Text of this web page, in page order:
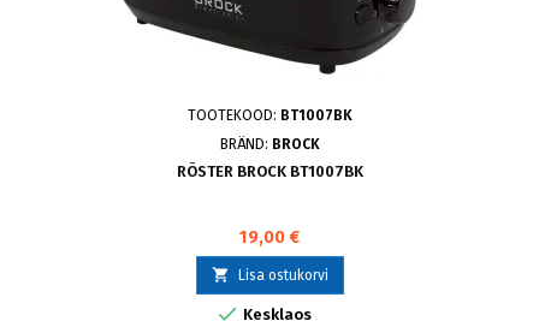
TOOTEKOOD: BT1007BK
BRÄND: BROCK
RÖSTER BROCK BT1007BK
19,00 €
 Lisa ostukorvi
 Kesklaos